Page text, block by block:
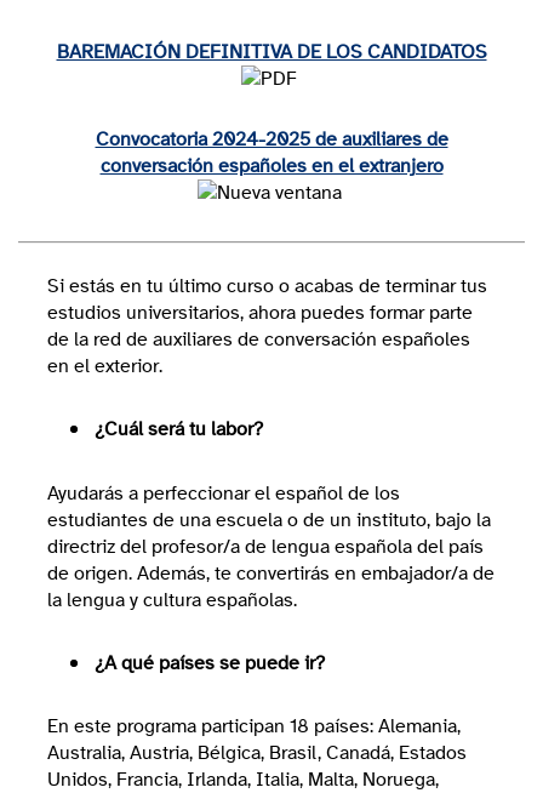
BAREMACIÓN DEFINITIVA DE LOS CANDIDATOS
Convocatoria 2024-2025 de auxiliares de
conversación españoles en el extranjero
Si estás en tu último curso o acabas de terminar tus
estudios universitarios, ahora puedes formar parte
de la red de auxiliares de conversación españoles
en el exterior.
¿Cuál será tu labor?
Ayudarás a perfeccionar el español de los
estudiantes de una escuela o de un instituto, bajo la
directriz del profesor/a de lengua española del país
de origen. Además, te convertirás en embajador/a de
la lengua y cultura españolas.
¿A qué países se puede ir?
En este programa participan 18 países: Alemania,
Australia, Austria, Bélgica, Brasil, Canadá, Estados
Unidos, Francia, Irlanda, Italia, Malta, Noruega,